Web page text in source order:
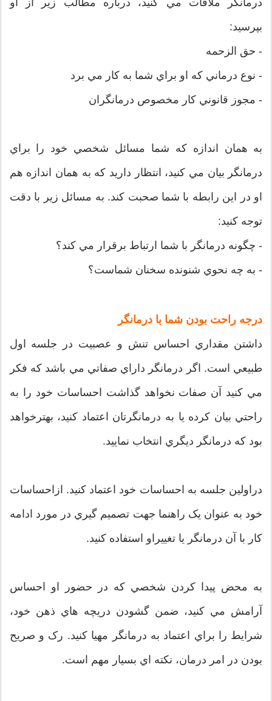
بپرسيد:
- حق الزحمه
- نوع درماني که او براي شما به کار مي برد
- مجوز قانوني کار مخصوص درمانگران
به همان اندازه که شما مسائل شخصي خود را براي
درمانگر بيان مي کنيد، انتظار داريد که به همان اندازه هم
او در اين رابطه با شما صحبت کند. به مسائل زير با دقت
توجه کنيد:
- چگونه درمانگر با شما ارتباط برقرار مي کند؟
- به چه نحوي شنونده سخنان شماست؟
درجه راحت بودن شما با درمانگر
داشتن مقداري احساس تنش و عصبيت در جلسه اول
طبيعي است. اگر درمانگر داراي صفاتي مي باشد که فکر
مي کنيد آن صفات نخواهد گذاشت احساسات خود را به
راحتي بيان کرده يا به درمانگرتان اعتماد کنيد، بهترخواهد
بود که درمانگر ديگري انتخاب نماييد.
دراولين جلسه به احساسات خود اعتماد کنيد. ازاحساسات
خود به عنوان يک راهنما جهت تصميم گيري در مورد ادامه
کار با آن درمانگر يا تغييراو استفاده کنيد.
به محض پيدا کردن شخصي که در حضور او احساس
آرامش مي کنيد، ضمن گشودن دريچه هاي ذهن خود،
شرايط را براي اعتماد به درمانگر مهيا کنيد. رک و صريح
بودن در امر درمان، نکته اي بسيار مهم است.